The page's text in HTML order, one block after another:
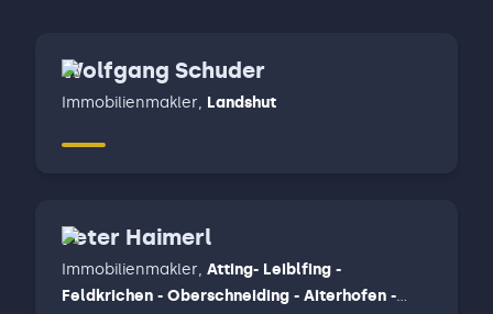
Wolfgang Schuder
Immobilienmakler, Landshut
Peter Haimerl
Immobilienmakler, Atting- Leiblfing -
Feldkrichen - Oberschneiding - Aiterhofen -